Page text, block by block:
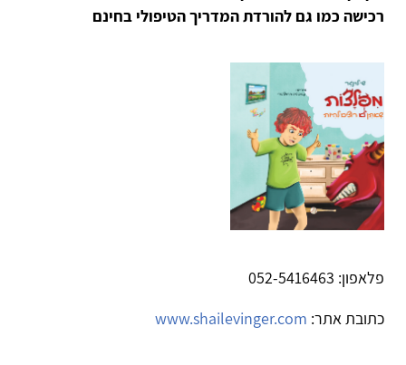
רכישה כמו גם להורדת המדריך הטיפולי בחינם
פלאפון: 052-5416463
כתובת אתר: www.shailevinger.com